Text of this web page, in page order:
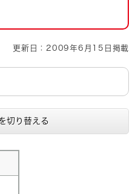
更新日：2009年6月15日掲載
切り替える